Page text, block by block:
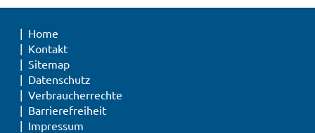
Home
Kontakt
Sitemap
Datenschutz
Verbraucherrechte
Barrierefreiheit
Impressum